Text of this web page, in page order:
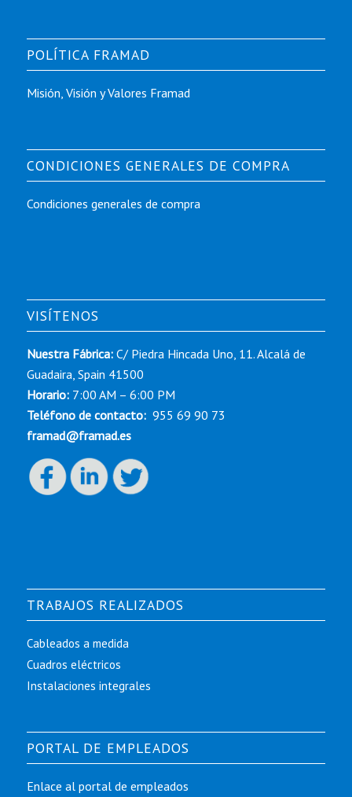
POLÍTICA FRAMAD
Misión, Visión y Valores Framad
CONDICIONES GENERALES DE COMPRA
Condiciones generales de compra
VISÍTENOS
Nuestra Fábrica:C/ Piedra Hincada Uno, 11. Alcalá de
Guadaira, Spain 41500
Horario: 7:00 AM – 6:00 PM
Teléfono de contacto: 955 69 90 73
framad@framad.es
TRABAJOS REALIZADOS
Cableados a medida
Cuadros eléctricos
Instalaciones integrales
PORTAL DE EMPLEADOS
Enlace al portal de empleados